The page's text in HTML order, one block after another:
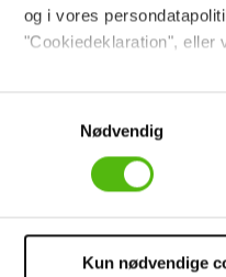
og i vores
"Cookiedeklaration", eller
Dine valg anvendes på
Vi ønsker dit samtykke
Vi anvender egne
sociale medier.
Nødvendig
Kun nødvendige
job